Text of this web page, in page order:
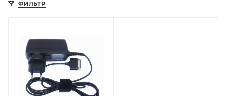
ФИЛЬТР